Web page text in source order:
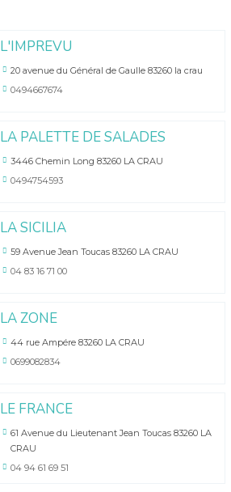
L'IMPREVU
20 avenue du Général de Gaulle 83260 la crau
0494667674
LA PALETTE DE SALADES
3446 Chemin Long 83260 LA CRAU
0494754593
LA SICILIA
59 Avenue Jean Toucas 83260 LA CRAU
04 83 16 71 00
LA ZONE
44 rue Ampére 83260 LA CRAU
0699082834
LE FRANCE
61 Avenue du Lieutenant Jean Toucas 83260 LA
CRAU
04 94 61 69 51